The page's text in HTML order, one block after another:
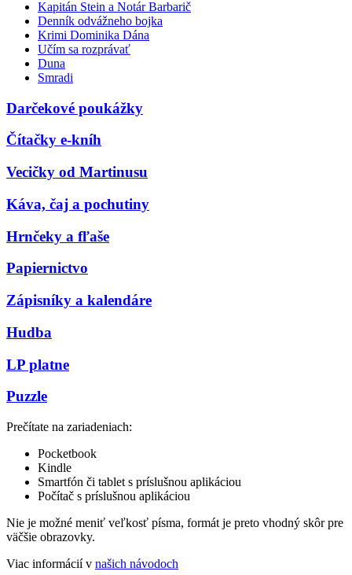
Kapitán Stein a Notár Barbarič
Denník odvážneho bojka
Krimi Dominika Dána
Učím sa rozprávať
Duna
Smradi
Darčekové poukážky
Čítačky e-kníh
Vecičky od Martinusu
Káva, čaj a pochutiny
Hrnčeky a fľaše
Papiernictvo
Zápisníky a kalendáre
Hudba
LP platne
Puzzle
Prečítate na zariadeniach:
Pocketbook
Kindle
Smartfón či tablet s príslušnou aplikáciou
Počítač s príslušnou aplikáciou
Nie je možné meniť veľkosť písma, formát je preto vhodný skôr pre
väčšie obrazovky.
Viac informácií v našich návodoch